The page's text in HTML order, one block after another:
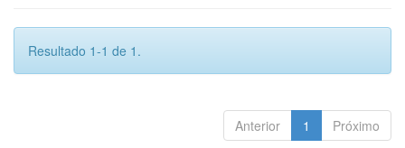
Resultado 1-1 de 1.
Anterior 1 Próximo